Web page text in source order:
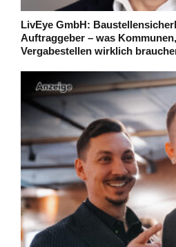
LivEye GmbH:
Auftraggeber – was
Vergabestellen wirklich